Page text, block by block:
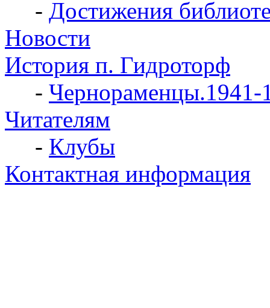
- Достижения
Новости
История п. Гидроторф
- Чернораменцы.1941-
Читателям
- Клубы
Контактная информация